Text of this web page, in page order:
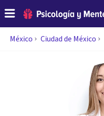
México Ciudad de México